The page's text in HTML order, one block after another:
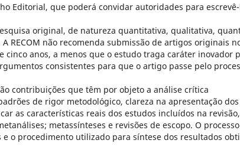
Editorial, que poderá convidar autoridades para
original, de natureza quantitativa, qualitativa,
RECOM não recomenda submissão de artigos originais
cinco anos, a menos que o estudo traga caráter inovador
consistentes para que o artigo passe pelo
contribuições que têm por objeto a análise crítica
de rigor metodológico, clareza na apresentação dos
as características reais dos estudos incluídos na revisão,
metassínteses e revisões de escopo. O
o procedimento utilizado para síntese dos resultados